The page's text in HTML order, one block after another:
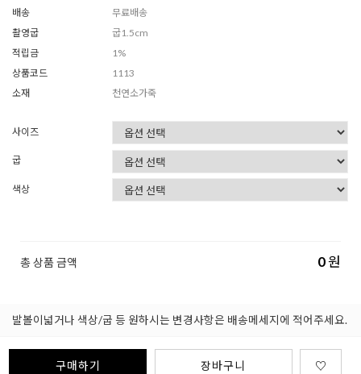
배송
무료배송
촬영굽
굽1.5cm
적립금
1%
상품코드
1113
소재
천연소가죽
사이즈
굽
색상
총 상품 금액 0원
발볼이넓거나 색상/굽 등 원하시는 변경사항은 배송메세지에 적어주세요.
구매하기 장바구니 ♡